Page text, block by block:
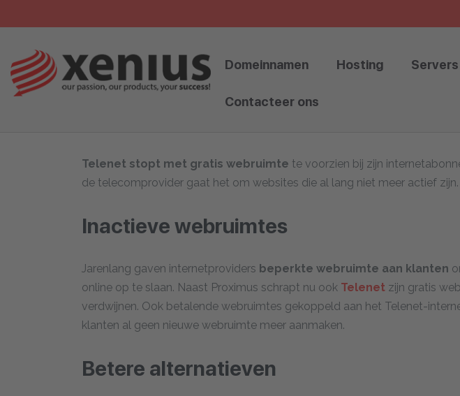
Domeinnamen Hosting Servers
Contacteer ons
Telenet stopt met gratis webruimte te voorzien bij zijn
de telecomprovider gaat het om websites die al lang niet meer actief zijn.
Inactieve webruimtes
Jarenlang gaven internetproviders beperkte webruimte aan klanten
online op te slaan. Naast Proximus schrapt nu ook Telenet zijn gratis
verdwijnen. Ook betalende webruimtes gekoppeld aan het Telenet-
klanten al geen nieuwe webruimte meer aanmaken.
Betere alternatieven